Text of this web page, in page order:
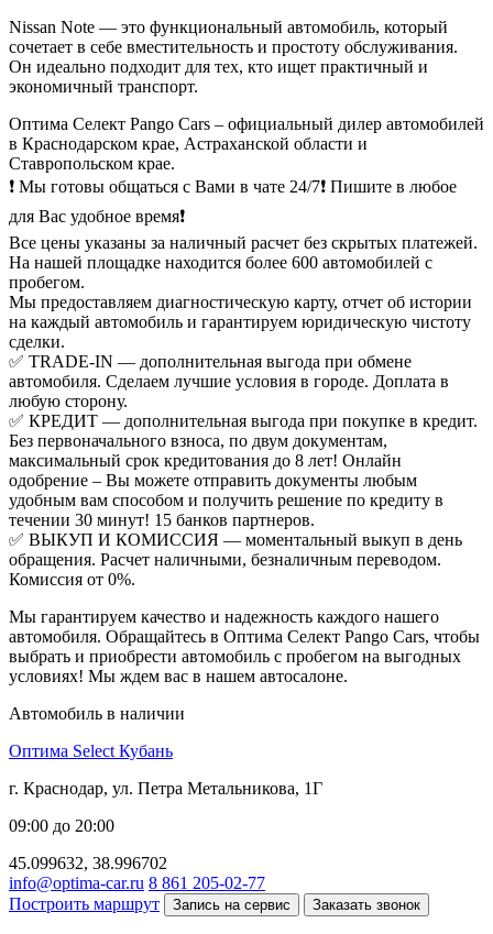
Nissan Note — это функциональный автомобиль, который
сочетает в себе вместительность и простоту обслуживания.
Он идеально подходит для тех, кто ищет практичный и
экономичный транспорт.
Оптима Селект Pango Cars – официальный дилер автомобилей
в Краснодарском крае, Астраханской области и
Ставропольском крае.
❗ Мы готовы общаться с Вами в чате 24/7❗ Пишите в любое
для Вас удобное время❗
Все цены указаны за наличный расчет без скрытых платежей.
На нашей площадке находится более 600 автомобилей с
пробегом.
Мы предоставляем диагностическую карту, отчет об истории
на каждый автомобиль и гарантируем юридическую чистоту
сделки.
✅ TRADE-IN — дополнительная выгода при обмене
автомобиля. Сделаем лучшие условия в городе. Доплата в
любую сторону.
✅ КРЕДИТ — дополнительная выгода при покупке в кредит.
Без первоначального взноса, по двум документам,
максимальный срок кредитования до 8 лет! Онлайн
одобрение – Вы можете отправить документы любым
удобным вам способом и получить решение по кредиту в
течении 30 минут! 15 банков партнеров.
✅ ВЫКУП И КОМИССИЯ — моментальный выкуп в день
обращения. Расчет наличными, безналичным переводом.
Комиссия от 0%.
Мы гарантируем качество и надежность каждого нашего
автомобиля. Обращайтесь в Оптима Селект Pango Cars, чтобы
выбрать и приобрести автомобиль с пробегом на выгодных
условиях! Мы ждем вас в нашем автосалоне.
Автомобиль в наличии
Оптима Select Кубань
г. Краснодар, ул. Петра Метальникова, 1Г
09:00 до 20:00
45.099632, 38.996702
info@optima-car.ru 8 861 205-02-77
Построить маршрут
Запись на сервис Заказать звонок